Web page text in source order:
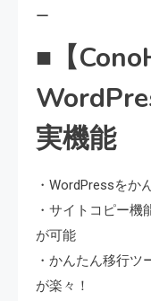
ー
■【
実機能
・WordPressをか
・サイトコピー
が可能
・かんたん移行ツ
が楽々！